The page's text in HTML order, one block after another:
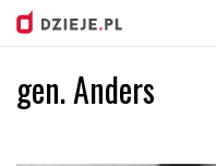
gen. Anders